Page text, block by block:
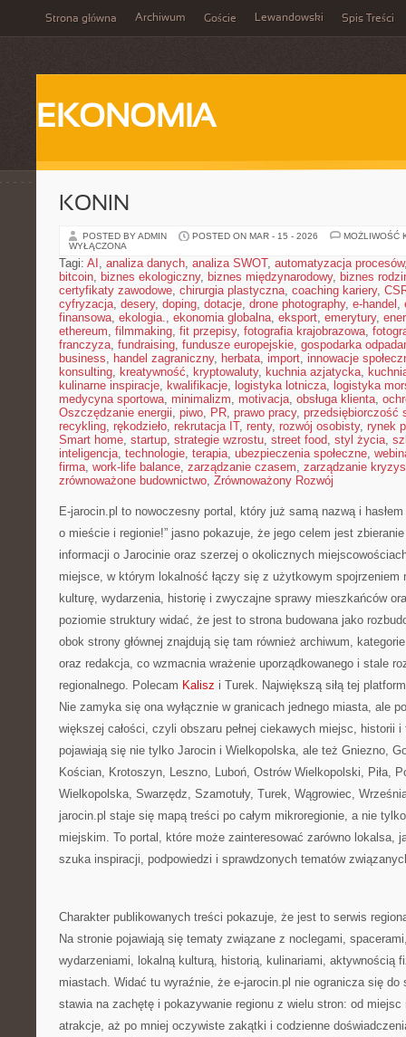
Strona główna Archiwum Goście Lewandowski Spis Treści
EKONOMIA
KONIN
POSTED BY ADMIN POSTED ON MAR - 15 - 2026
MOŻLIWOŚĆ
WYŁĄCZONA
Tagi: AI , analiza danych, analiza SWOT, automatyzacja procesów
bitcoin, biznes ekologiczny, biznes międzynarodowy, biznes
certyfikaty zawodowe, chirurgia plastyczna, coaching kariery,
cyfryzacja, desery, doping, dotacje, drone photography, e-handel ,
finansowa, ekologia., ekonomia globalna, eksport, emerytury,
ethereum, filmmaking, fit przepisy, fotografia krajobrazowa,
franczyza, fundraising, fundusze europejskie, gospodarka
business, handel zagraniczny, herbata, import, innowacje
konsulting, kreatywność, kryptowaluty, kuchnia azjatycka,
kulinarne inspiracje, kwalifikacje, logistyka lotnicza, logistyka
medycyna sportowa, minimalizm, motivacja, obsługa klienta,
Oszczędzanie energii, piwo, PR, prawo pracy, przedsiębiorczość
recykling, rękodzieło, rekrutacja IT, renty, rozwój osobisty, rynek
Smart home, startup, strategie wzrostu, street food, styl życia,
inteligencja, technologie, terapia, ubezpieczenia społeczne,
firma, work-life balance, zarządzanie czasem, zarządzanie
zrównoważone budownictwo, Zrównoważony Rozwój
E-jarocin.pl to nowoczesny portal, który już samą nazwą i
o mieście i regionie!” jasno pokazuje, że jego celem jest
informacji o Jarocinie oraz szerzej o okolicznych
miejsce, w którym lokalność łączy się z użytkowym
kulturę, wydarzenia, historię i zwyczajne sprawy mieszkańców
poziomie struktury widać, że jest to strona budowana jako
obok strony głównej znajdują się tam również archiwum,
oraz redakcja, co wzmacnia wrażenie uporządkowanego i stale
regionalnego. Polecam Kalisz i Turek. Największą siłą tej
Nie zamyka się ona wyłącznie w granicach jednego miasta, ale
większej całości, czyli obszaru pełnej ciekawych miejsc, historii
pojawiają się nie tylko Jarocin i Wielkopolska, ale też Gniezno,
Kościan, Krotoszyn, Leszno, Luboń, Ostrów Wielkopolski, Piła,
Wielkopolska, Swarzędz, Szamotuły, Turek, Wągrowiec,
jarocin.pl staje się mapą treści po całym mikroregionie, a nie
miejskim. To portal, które może zainteresować zarówno lokalsa,
szuka inspiracji, podpowiedzi i sprawdzonych tematów
Charakter publikowanych treści pokazuje, że jest to serwis
Na stronie pojawiają się tematy związane z noclegami,
wydarzeniami, lokalną kulturą, historią, kulinariami, aktywnością
miastach. Widać tu wyraźnie, że e-jarocin.pl nie ogranicza się
stawia na zachętę i pokazywanie regionu z wielu stron: od
atrakcje, aż po mniej oczywiste zakątki i codzienne